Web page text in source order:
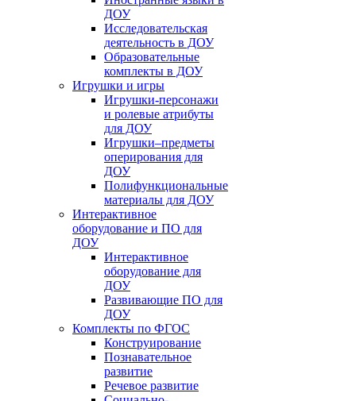
ДОУ
Исследовательская
деятельность в ДОУ
Образовательные
комплекты в ДОУ
Игрушки и игры
Игрушки-персонажи
и ролевые атрибуты
для ДОУ
Игрушки–предметы
оперирования для
ДОУ
Полифункциональные
материалы для ДОУ
Интерактивное
оборудование и ПО для
ДОУ
Интерактивное
оборудование для
ДОУ
Развивающие ПО для
ДОУ
Комплекты по ФГОС
Конструирование
Познавательное
развитие
Речевое развитие